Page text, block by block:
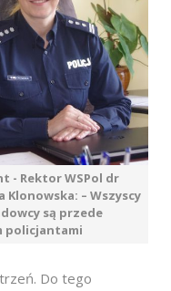
- Rektor WSPol dr
Klonowska: – Wszyscy
są przede
policjantami
Do tego